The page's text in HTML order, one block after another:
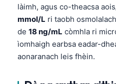
làimh, agus co-theacsa
mmol/L ri taobh
de 18 ng/mL còmhla ri
ìomhaigh earbsa eadar-
aonaranach leis fhèin.
മലയാളം
Bahasa Melayu
Tagalog